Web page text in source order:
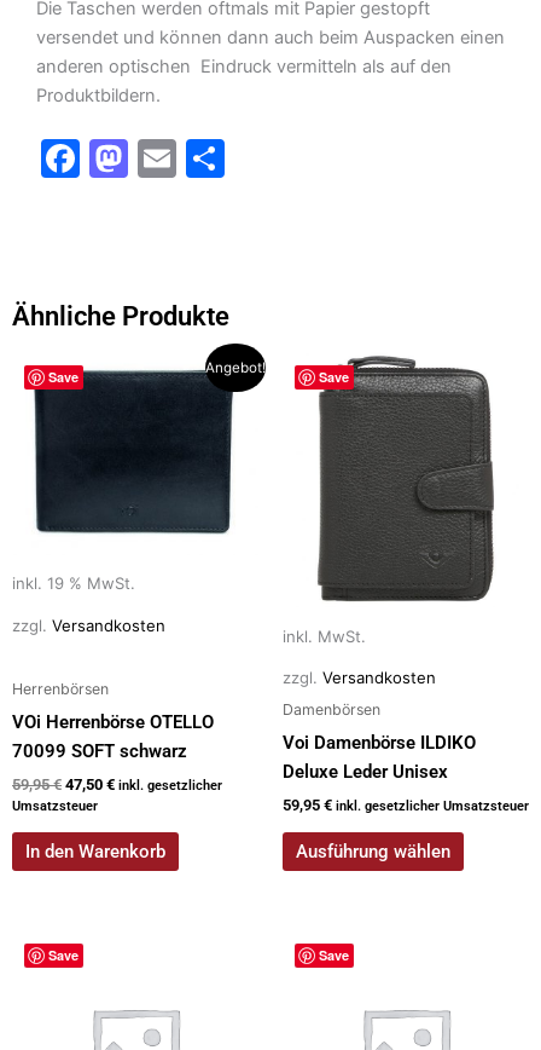
Die Taschen werden oftmals mit Papier gestopft
versendet und können dann auch beim Auspacken einen
anderen optischen Eindruck vermitteln als auf den
Produktbildern.
F
b
o
M
d
n
E
Ähnliche Produkte
Save
Angebot!
inkl. 19 % MwSt.
zzgl. Versandkosten
Herrenbörsen
VOi Herrenbörse OTELLO
70099 SOFT schwarz
59,95€
Preis
47,50 €
Preis
inkl. gesetzlicher
Umsatzsteuer
In den Warenkorb
Save
inkl. MwSt.
zzgl. Versandkosten
Damenbörsen
Voi Damenbörse ILDIKO
Deluxe Leder Unisex
59,95 € inkl. gesetzlicher Umsatzsteuer
Ausführung wählen
Dieses
Produkt
mehrere
Varianten
Optionen
können
Produktseite
gewählt
werden
Save Save